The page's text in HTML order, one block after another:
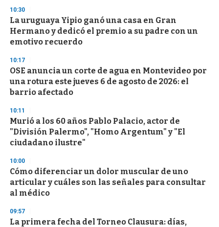
s
e
c
o
n
10:30
La uruguaya Yipio ganó una casa en Gran
Hermano y dedicó el premio a su padre con un
emotivo recuerdo
10:17
OSE anuncia un corte de agua en Montevideo por
una rotura este jueves 6 de agosto de 2026: el
barrio afectado
10:11
Murió a los 60 años Pablo Palacio, actor de
"División Palermo", "Homo Argentum" y "El
ciudadano ilustre"
10:00
Cómo diferenciar un dolor muscular de uno
articular y cuáles son las señales para consultar
al médico
09:57
La primera fecha del Torneo Clausura: días,